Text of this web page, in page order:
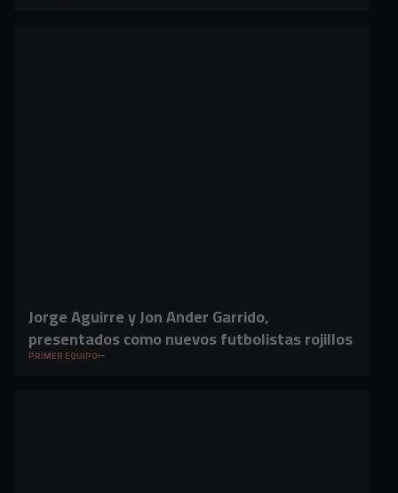
Jorge Aguirre y Jon Ander Garrido,
presentados como nuevos futbolistas rojillos
PRIMER EQUIPO